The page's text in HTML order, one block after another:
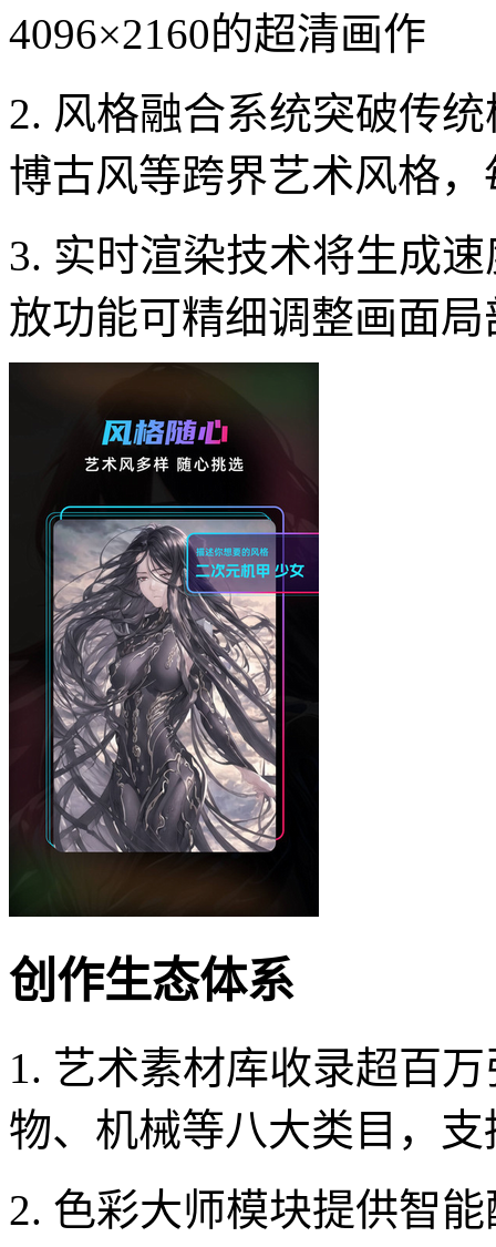
4096×2160的超清画作
2. 风格融合系统突破传
博古风等跨界艺术风格
3. 实时渲染技术将生成
放功能可精细调整画面局
创作生态体系
1. 艺术素材库收录超百
物、机械等八大类目，
2. 色彩大师模块提供智